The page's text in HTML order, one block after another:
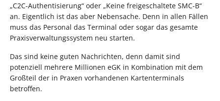
„C2C-Authentisierung“ oder „Keine freigeschaltete SMC-B“
an. Eigentlich ist das aber Nebensache. Denn in allen Fällen
muss das Personal das Terminal oder sogar das gesamte
Praxisverwaltungssystem neu starten.
Das sind keine guten Nachrichten, denn damit sind
potenziell mehrere Millionen eGK in Kombination mit dem
Großteil der in Praxen vorhandenen Kartenterminals
betroffen.